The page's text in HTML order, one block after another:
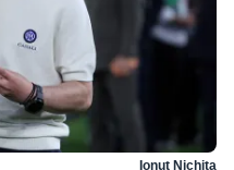
Ionuț Nichita